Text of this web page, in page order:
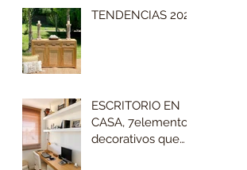
TENDENCIAS 2023
ESCRITORIO EN
CASA, 7elementos
decorativos que